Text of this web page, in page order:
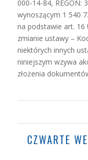
000-14-84, REGON:
wynoszącym 1 540
na podstawie art. 16
zmianie ustawy –
niektórych innych
niniejszym wzywa
złożenia
CZWARTE